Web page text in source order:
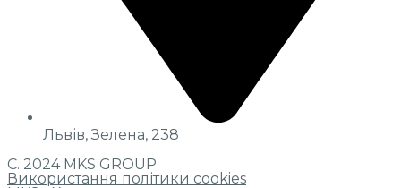
Львів, Зелена, 238
С. 2024 MKS GROUP
Використання політики cookies